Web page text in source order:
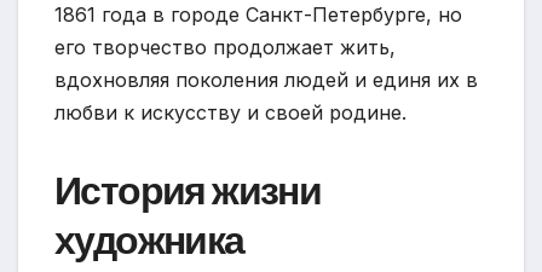
1861 года в городе Санкт-Петербурге, но
его творчество продолжает жить,
вдохновляя поколения людей и единя их в
любви к искусству и своей родине.
История жизни
художника